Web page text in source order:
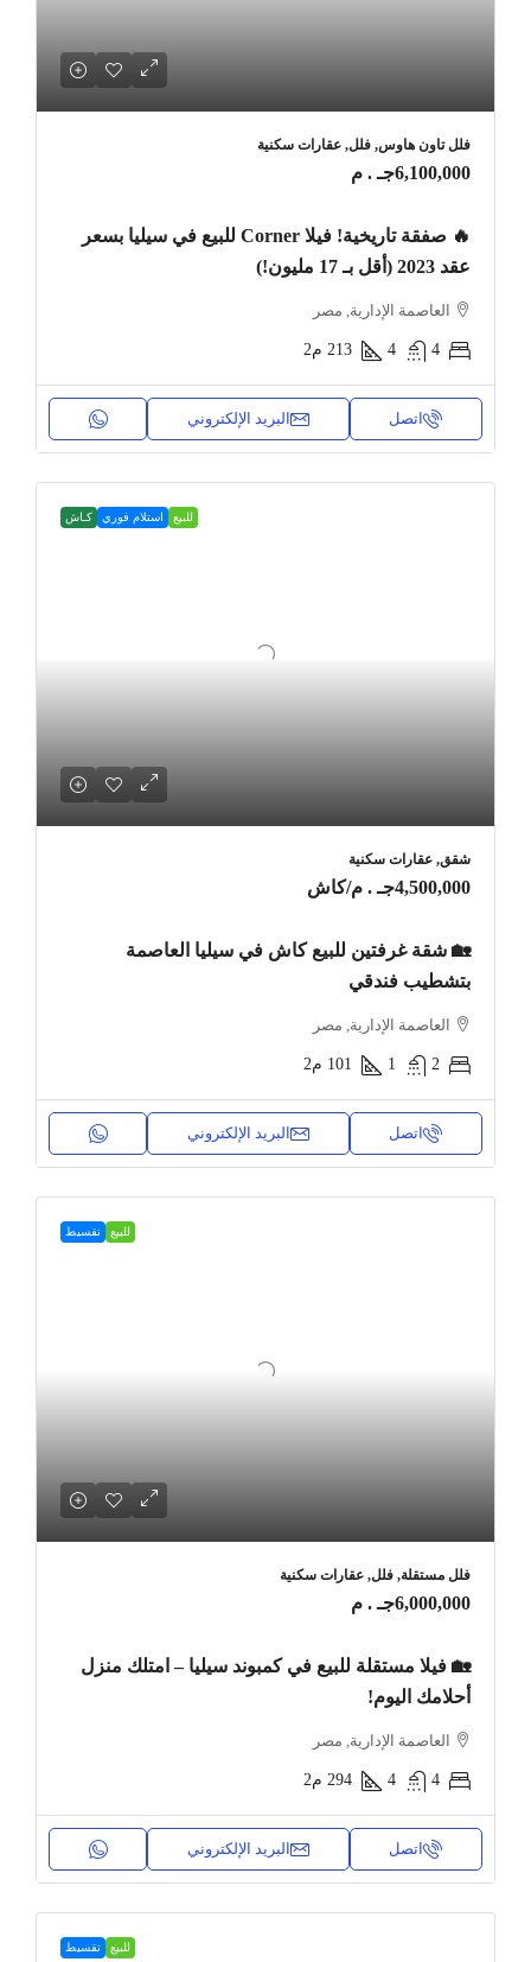
فلل تاون هاوس, فلل, عقارات سكنية
6,100,000جـ . م
🔥 صفقة تاريخية! فيلا Corner للبيع في سيليا بسعر
عقد 2023 (أقل بـ 17 مليون!)
العاصمة الإدارية, مصر
4
4
213 م2
اتصل البريد الإلكتروني
للبيع استلام فوري كـاش
شقق, عقارات سكنية
4,500,000جـ . م /كاش
🏡 شقة غرفتين للبيع كاش في سيليا العاصمة
بتشطيب فندقي
العاصمة الإدارية, مصر
2
1
101 م2
اتصل البريد الإلكتروني
للبيع تقسيط
فلل مستقلة, فلل, عقارات سكنية
6,000,000جـ . م
🏡 فيلا مستقلة للبيع في كمبوند سيليا – امتلك منزل
أحلامك اليوم!
العاصمة الإدارية, مصر
4
4
294 م2
اتصل البريد الإلكتروني
للبيع تقسيط